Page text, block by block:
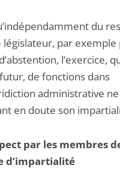
du
par exemple
l’exercice,
de fonctions dans
administrative
en doute son
par les membres
d’impartialité